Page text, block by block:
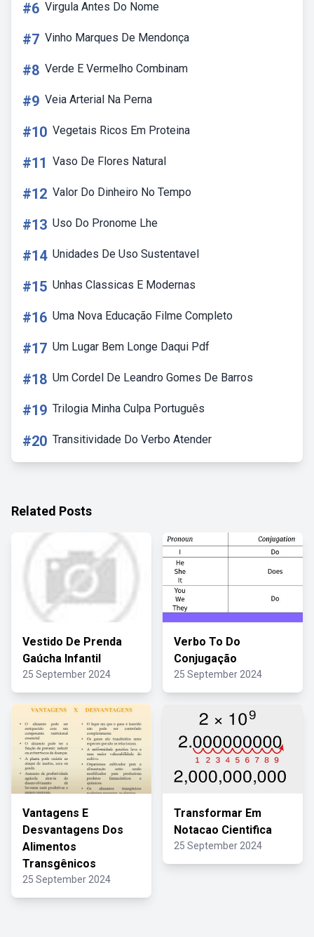
#6 Virgula Antes Do Nome
#7 Vinho Marques De Mendonça
#8 Verde E Vermelho Combinam
#9 Veia Arterial Na Perna
#10 Vegetais Ricos Em Proteina
#11 Vaso De Flores Natural
#12 Valor Do Dinheiro No Tempo
#13 Uso Do Pronome Lhe
#14 Unidades De Uso Sustentavel
#15 Unhas Classicas E Modernas
#16 Uma Nova Educação Filme Completo
#17 Um Lugar Bem Longe Daqui Pdf
#18 Um Cordel De Leandro Gomes De Barros
#19 Trilogia Minha Culpa Português
#20 Transitividade Do Verbo Atender
Related Posts
Vestido De Prenda
Gaúcha Infantil
25 September 2024
Verbo To Do
Conjugação
25 September 2024
Vantagens E
Desvantagens Dos
Alimentos
Transgênicos
25 September 2024
Transformar Em
Notacao Cientifica
25 September 2024